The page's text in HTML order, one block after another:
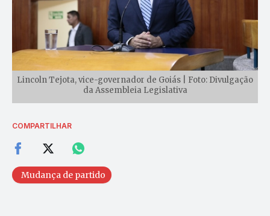
Lincoln Tejota, vice-governador de Goiás | Foto: Divulgação
da Assembleia Legislativa
COMPARTILHAR
Mudança de partido